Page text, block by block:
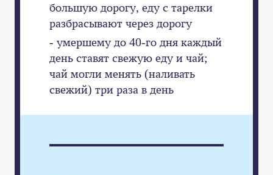
большую дорогу, еду с тарелки
разбрасывают через дорогу
- умершему до 40-го дня каждый
день ставят свежую еду и чай;
чай могли менять (наливать
свежий) три раза в день